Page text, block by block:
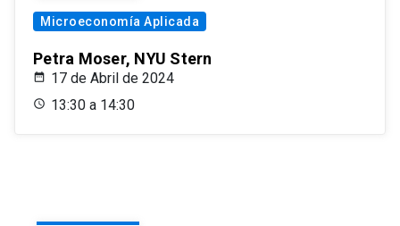
Microeconomía Aplicada
Petra Moser, NYU Stern
17 de Abril de 2024
13:30 a 14:30